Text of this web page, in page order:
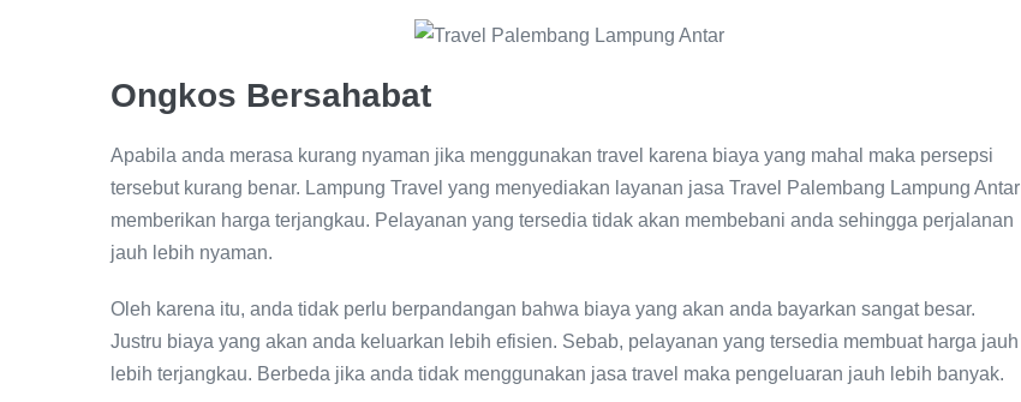
Ongkos Bersahabat
Apabila anda merasa kurang nyaman jika menggunakan travel karena biaya yang mahal maka persepsi
tersebut kurang benar. Lampung Travel yang menyediakan layanan jasa Travel Palembang Lampung Antar
memberikan harga terjangkau. Pelayanan yang tersedia tidak akan membebani anda sehingga perjalanan
jauh lebih nyaman.
Oleh karena itu, anda tidak perlu berpandangan bahwa biaya yang akan anda bayarkan sangat besar.
Justru biaya yang akan anda keluarkan lebih efisien. Sebab, pelayanan yang tersedia membuat harga jauh
lebih terjangkau. Berbeda jika anda tidak menggunakan jasa travel maka pengeluaran jauh lebih banyak.